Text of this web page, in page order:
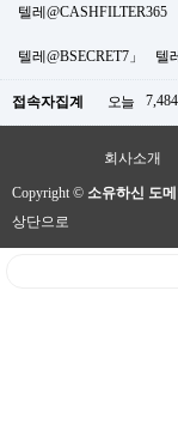
텔레@CASHFILTER365
텔레@BSECRET7」 텔
접속자집계 오늘 7,484
회사소개
Copyright © 소유하신 도
상단으로